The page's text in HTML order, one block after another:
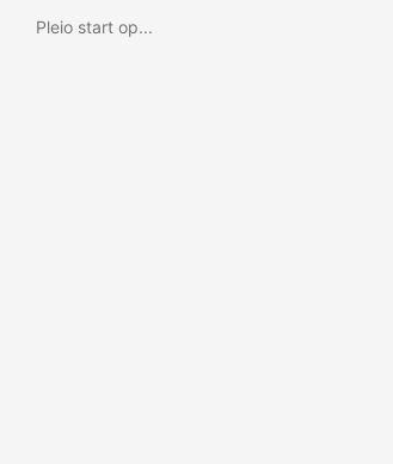
Pleio start op...